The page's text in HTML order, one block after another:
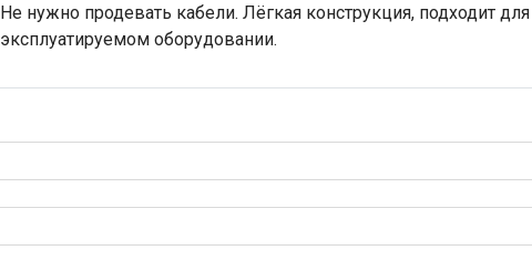
Не нужно продевать кабели. Лёгкая конструкция, подходит
эксплуатируемом оборудовании.